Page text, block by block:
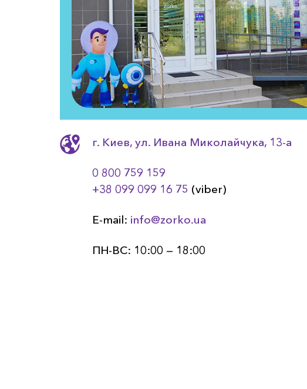
г. Киев, ул. Ивана Миколайчука, 13-a
0 800 759 159
+38 099 099 16 75 (viber)
E-mail: info@zorko.ua
ПН-ВС: 10:00 — 18:00